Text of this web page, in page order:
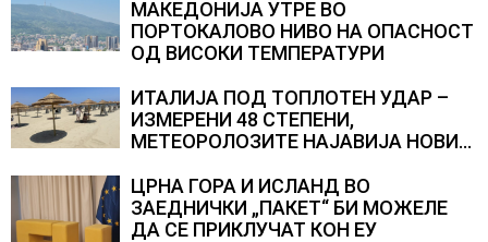
МАКЕДОНИЈА УТРЕ ВО
ПОРТОКАЛОВО НИВО НА ОПАСНОСТ
ОД ВИСОКИ ТЕМПЕРАТУРИ
ИТАЛИЈА ПОД ТОПЛОТЕН УДАР –
ИЗМЕРЕНИ 48 СТЕПЕНИ,
МЕТЕОРОЛОЗИТЕ НАЈАВИЈА НОВИ
АВГУСТ
ЦРНА ГОРА И ИСЛАНД ВО
ЗАЕДНИЧКИ „ПАКЕТ“ БИ МОЖЕЛЕ
ДА СЕ ПРИКЛУЧАТ КОН ЕУ